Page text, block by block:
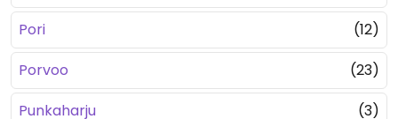
Pori
(12)
Porvoo
(23)
Punkaharju
(3)